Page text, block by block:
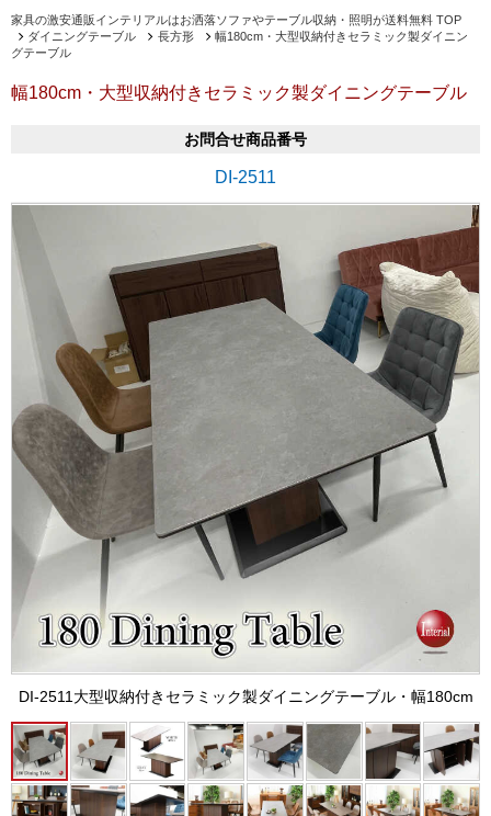
家具の激安通販インテリアルはお洒落ソファやテーブル収納・照明が送料無料 TOP
ダイニングテーブル
長方形
幅180cm・大型収納付きセラミック製ダイニン
グテーブル
幅180cm・大型収納付きセラミック製ダイニングテーブル
お問合せ商品番号
DI-2511
DI-2511大型収納付きセラミック製ダイニングテーブル・幅180cm